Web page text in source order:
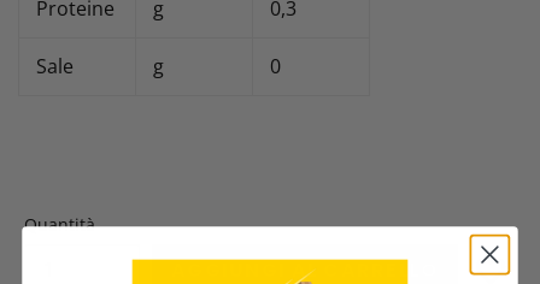
Proteine g 0,3
Sale g 0
Quantità
AGGIUNGI AL CARRELLO